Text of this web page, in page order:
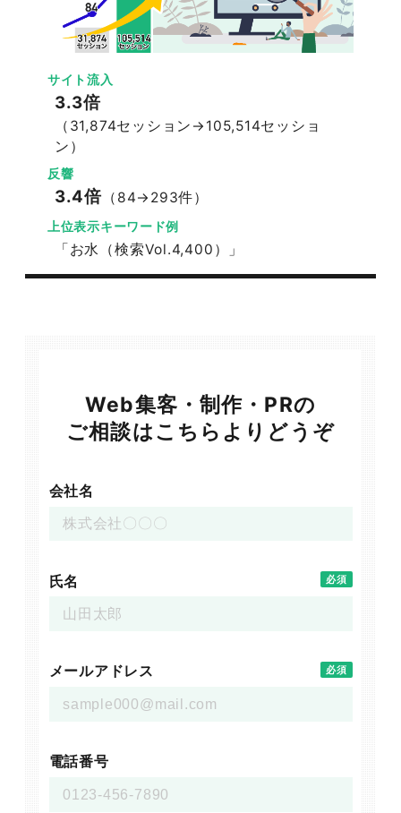
サイト流入
3.3倍
（31,874セッション→105,514セッショ
ン）
反響
3.4倍 （84→293件）
上位表示キーワード例
「お水（検索Vol.4,400）」
Web集客・制作・PRの
ご相談はこちらよりどうぞ
会社名
氏名 必須
メールアドレス 必須
電話番号